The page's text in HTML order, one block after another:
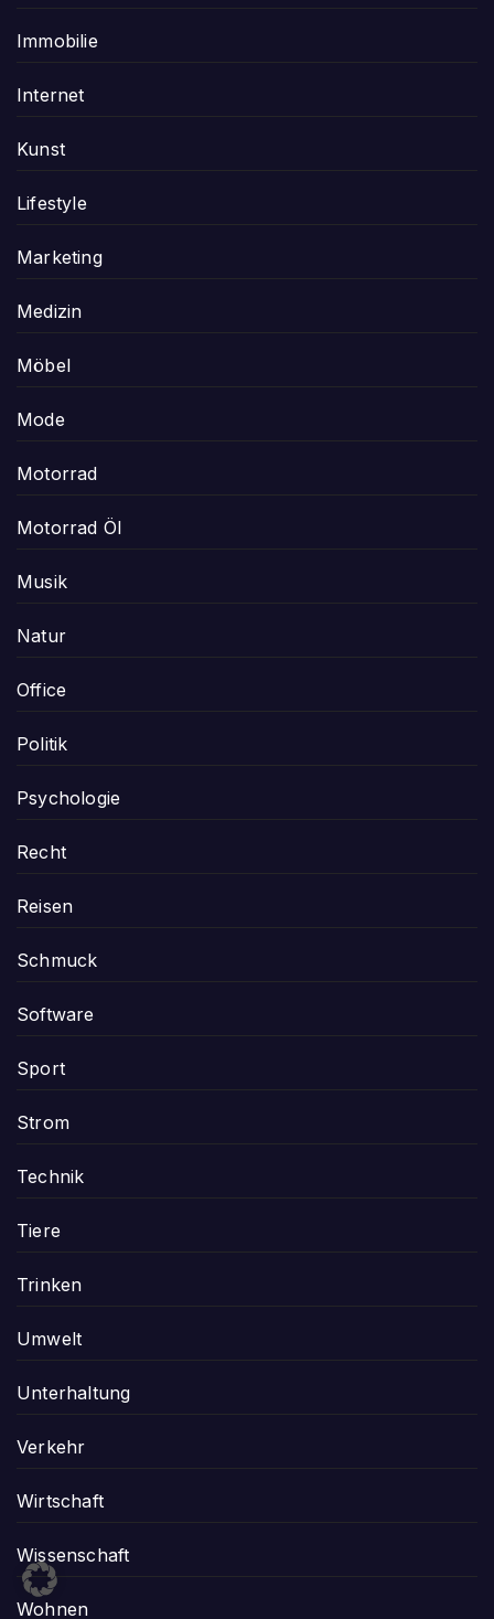
Immobilie
Internet
Kunst
Lifestyle
Marketing
Medizin
Möbel
Mode
Motorrad
Motorrad Öl
Musik
Natur
Office
Politik
Psychologie
Recht
Reisen
Schmuck
Software
Sport
Strom
Technik
Tiere
Trinken
Umwelt
Unterhaltung
Verkehr
Wirtschaft
Wissenschaft
Wohnen